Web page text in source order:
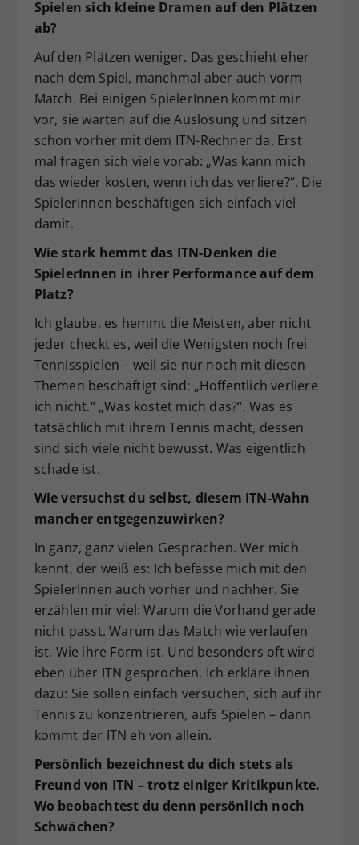
Spielen sich kleine Dramen auf den Plätzen
ab?
Auf den Plätzen weniger. Das geschieht eher
nach dem Spiel, manchmal aber auch vorm
Match. Bei einigen SpielerInnen kommt mir
vor, sie warten auf die Auslosung und sitzen
schon vorher mit dem ITN-Rechner da. Erst
mal fragen sich viele vorab: „Was kann mich
das wieder kosten, wenn ich das verliere?“. Die
SpielerInnen beschäftigen sich einfach viel
damit.
Wie stark hemmt das ITN-Denken die
SpielerInnen in ihrer Performance auf dem
Platz?
Ich glaube, es hemmt die Meisten, aber nicht
jeder checkt es, weil die Wenigsten noch frei
Tennisspielen – weil sie nur noch mit diesen
Themen beschäftigt sind: „Hoffentlich verliere
ich nicht.“ „Was kostet mich das?“. Was es
tatsächlich mit ihrem Tennis macht, dessen
sind sich viele nicht bewusst. Was eigentlich
schade ist.
Wie versuchst du selbst, diesem ITN-Wahn
mancher entgegenzuwirken?
In ganz, ganz vielen Gesprächen. Wer mich
kennt, der weiß es: Ich befasse mich mit den
SpielerInnen auch vorher und nachher. Sie
erzählen mir viel: Warum die Vorhand gerade
nicht passt. Warum das Match wie verlaufen
ist. Wie ihre Form ist. Und besonders oft wird
eben über ITN gesprochen. Ich erkläre ihnen
dazu: Sie sollen einfach versuchen, sich auf ihr
Tennis zu konzentrieren, aufs Spielen – dann
kommt der ITN eh von allein.
Persönlich bezeichnest du dich stets als
Freund von ITN – trotz einiger Kritikpunkte.
Wo beobachtest du denn persönlich noch
Schwächen?